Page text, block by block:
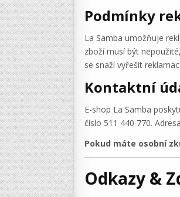
Podmínky
La Samba umožňuje
zboží musí být
se snaží vyřešit
Kontaktní
E-shop La Samba
číslo 511 440 770.
Pokud máte osobní
Odkazy &